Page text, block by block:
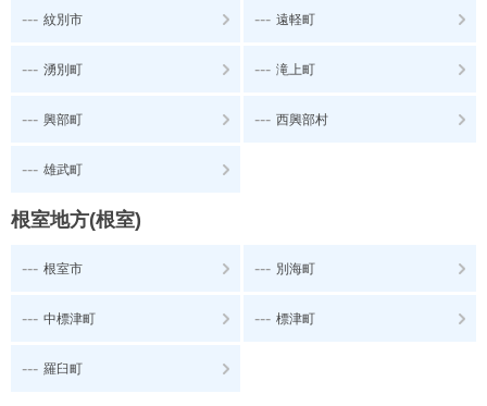
--- 紋別市 --- 遠軽町
--- 湧別町 --- 滝上町
--- 興部町 --- 西興部村
--- 雄武町
根室地方(根室)
--- 根室市 --- 別海町
--- 中標津町 --- 標津町
--- 羅臼町